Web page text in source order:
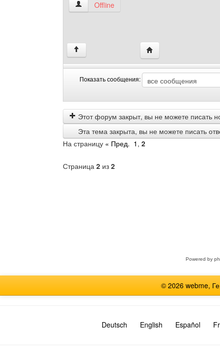
sydak Посмотреть профиль
Offline
↑ Посетить сайт
Показать сообщения:
сообщения
by
Этот форум закрыт, вы не можете писать
Эта тема закрыта, вы не можете писать
На страницу « Пред. 1 , 2
Страница 2 из 2
Powered by
© 2026 webme,
Deutsch English Español